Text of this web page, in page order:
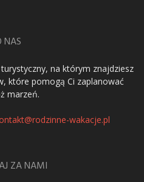
NAS
na którym znajdziesz
które pomogą Ci zaplanować
marzeń.
wakacje.pl
ZA NAMI